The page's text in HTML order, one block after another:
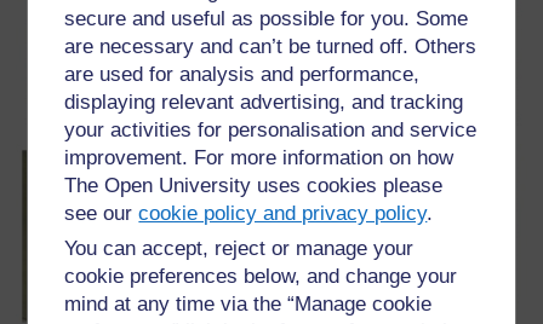
secure and useful as possible for you. Some
are necessary and can’t be turned off. Others
are used for analysis and performance,
displaying relevant advertising, and tracking
your activities for personalisation and service
improvement. For more information on how
The Open University uses cookies please
see ourcookie policy and privacy policy.
You can accept, reject or manage your
cookie preferences below, and change your
mind at any time via the “Manage cookie